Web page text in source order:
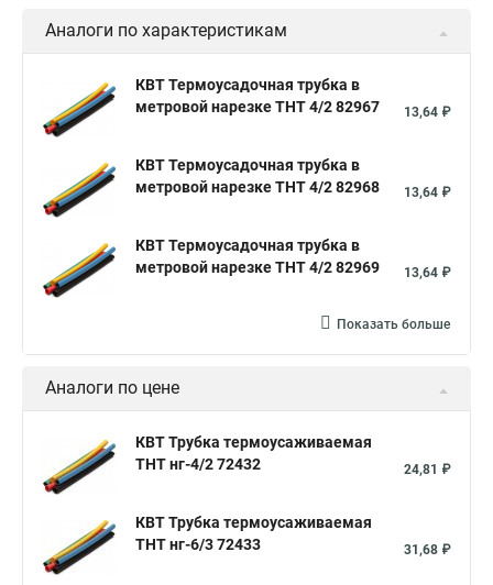
Аналоги по характеристикам
КВТ Термоусадочная трубка в
метровой нарезке ТНТ 4/2 82967
13,64 ₽
КВТ Термоусадочная трубка в
метровой нарезке ТНТ 4/2 82968
13,64 ₽
КВТ Термоусадочная трубка в
метровой нарезке ТНТ 4/2 82969
13,64 ₽
Показать больше
Аналоги по цене
КВТ Трубка термоусаживаемая
ТНТ нг-4/2 72432
24,81 ₽
КВТ Трубка термоусаживаемая
ТНТ нг-6/3 72433
31,68 ₽